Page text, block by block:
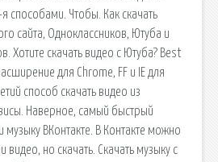
способами. Чтобы. Как скачать
сайта, Одноклассников, Ютуба и
Хотите скачать видео с Ютуба? Best
для Chrome, FF и IE для
способ скачать видео из
Наверное, самый быстрый
музыку ВКонтакте. В Контакте можно
видео, но скачать. Скачать музыку с